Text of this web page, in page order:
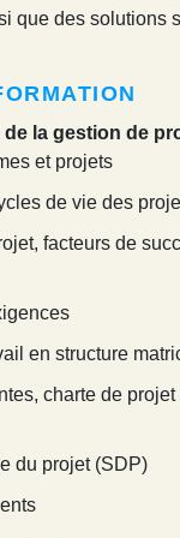
que des solutions
la gestion de
et projets
de vie des
facteurs de
en structure
charte de projet
du projet (SDP)